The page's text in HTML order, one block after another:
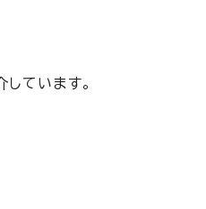
ています。